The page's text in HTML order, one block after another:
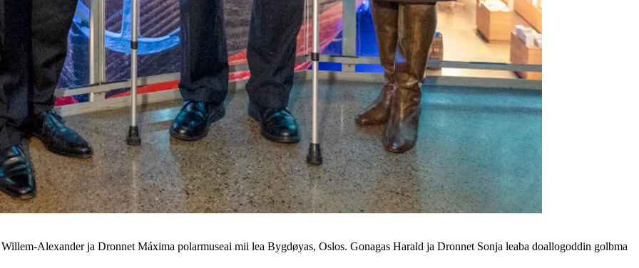
Alexander ja Dronnet Máxima polarmuseai mii lea Bygdøyas, Oslos. Gonagas Harald ja Dronnet Sonja leaba doallogoddin golbma